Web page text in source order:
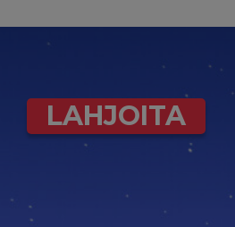
LAHJOITA